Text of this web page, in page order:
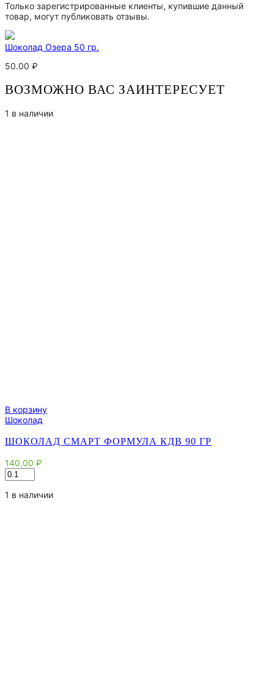
Только зарегистрированные клиенты, купившие данный
товар, могут публиковать отзывы.
Шоколад Озера 50 гр.
50.00 ₽
ВОЗМОЖНО ВАС ЗАИНТЕРЕСУЕТ
1 в наличии
В корзину
Шоколад
ШОКОЛАД СМАРТ ФОРМУЛА КДВ 90 ГР
140.00 ₽
Количество
товара
Шоколад
1 в наличии